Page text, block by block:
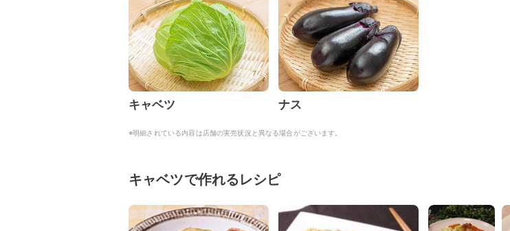
キャベツ ナス
※明細されている内容は店舗の実売状況と異なる場合がございます。
キャベツで作れるレシピ